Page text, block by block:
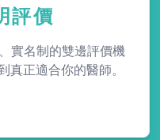
評價
實名制的雙邊評價機
真正適合你的醫師。